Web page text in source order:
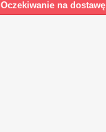
Oczekiwanie na dostawę